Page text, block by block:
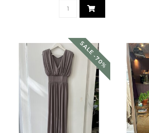
SALE -70%